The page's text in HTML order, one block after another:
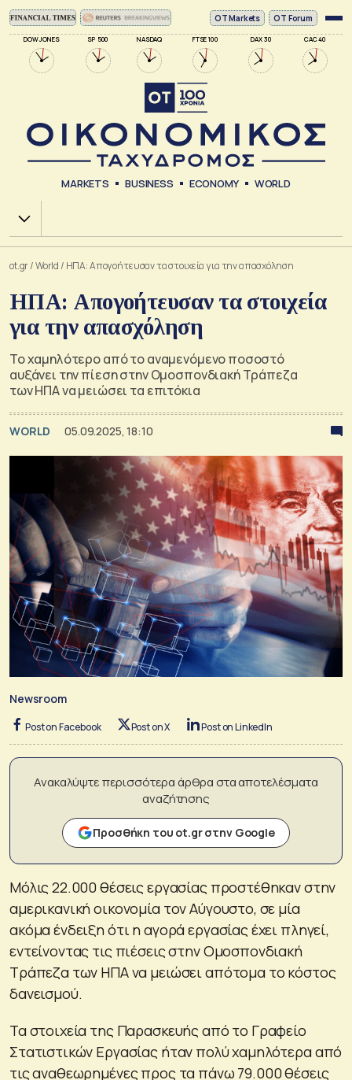
DOW JONES SP 500 NASDAQ FTSE 100 DAX 30 CAC 40
ΟΤ Markets OT Forum
MARKETS BUSINESS ECONOMY WORLD
Χ.Α.
ot.gr/World / ΗΠΑ: Απογοήτευσαν τα στοιχεία για την απασχόληση
ΗΠΑ: Απογοήτευσαν τα στοιχεία
για την απασχόληση
To χαμηλότερο από το αναμενόμενο ποσοστό
αυξάνει την πίεση στην Ομοσπονδιακή Τράπεζα
των ΗΠΑ να μειώσει τα επιτόκια
WORLD 05.09.2025, 18:10
Newsroom
Post on Facebook Post on X Post on LinkedIn
Ανακαλύψτε περισσότερα άρθρα στα αποτελέσματα
αναζήτησης
Προσθήκη του ot.gr στην Google
Μόλις 22.000 θέσεις εργασίας προστέθηκαν στην
αμερικανική οικονομία τον Αύγουστο, σε μία
ακόμα ένδειξη ότι η αγορά εργασίας έχει πληγεί,
εντείνοντας τις πιέσεις στην Ομοσπονδιακή
Τράπεζα των ΗΠΑ να μειώσει απότομα το κόστος
δανεισμού.
Τα στοιχεία της Παρασκευής από το Γραφείο
Στατιστικών Εργασίας ήταν πολύ χαμηλότερα από
τις αναθεωρημένες προς τα πάνω 79.000 θέσεις